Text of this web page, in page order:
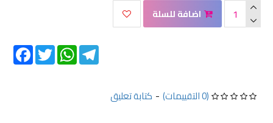
(0 التقييمات) - كتابة تعليق
اضافة للسلة
Twitter
WhatsAppTelegram